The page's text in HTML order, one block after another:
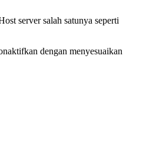
server salah satunya seperti
dengan menyesuaikan